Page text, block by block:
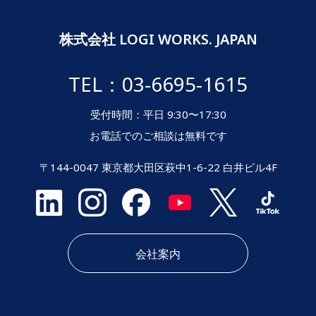
株式会社 LOGI WORKS. JAPAN
TEL：03-6695-1615
受付時間：平日 9:30〜17:30
お電話でのご相談は無料です
〒144-0047 東京都大田区萩中1-6-22 白井ビル4F
会社案内